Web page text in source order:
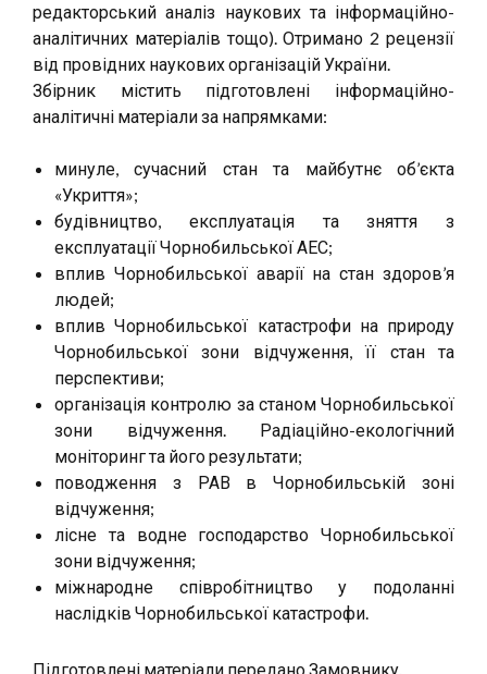
редакторський аналіз наукових та інформаційно-
аналітичних матеріалів тощо). Отримано 2 рецензії
від провідних наукових організацій України.
Збірник містить підготовлені інформаційно-
аналітичні матеріали за напрямками:
минуле, сучасний стан та майбутнє об’єкта
«Укриття»;
будівництво, експлуатація та зняття з
експлуатації Чорнобильської АЕС;
вплив Чорнобильської аварії на стан здоров’я
людей;
вплив Чорнобильської катастрофи на природу
Чорнобильської зони відчуження, її стан та
перспективи;
організація контролю за станом Чорнобильської
зони відчуження. Радіаційно-екологічний
моніторинг та його результати;
поводження з РАВ в Чорнобильській зоні
відчуження;
лісне та водне господарство Чорнобильської
зони відчуження;
міжнародне співробітництво у подоланні
наслідків Чорнобильської катастрофи.
Підготовлені матеріали передано Замовнику.